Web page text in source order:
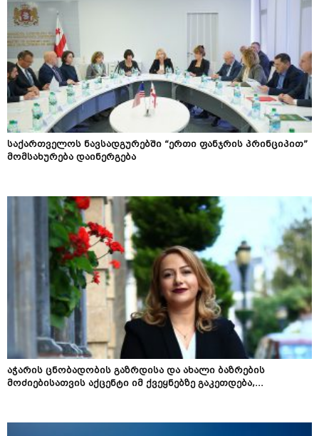
საქართველოს ნავსადგურებში “ერთი ფანჯრის პრინციპით”
მომსახურება დაინერგება
აჭარის ცნობადობის გაზრდისა და ახალი ბაზრების
მოძიებისათვის აქცენტი იმ ქვეყნებზე გაკეთდება,...